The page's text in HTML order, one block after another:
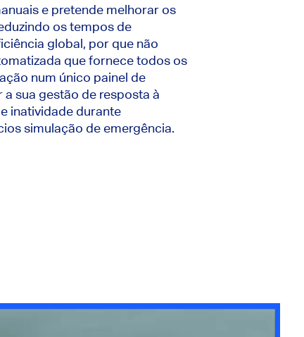
e pretende melhorar os
os tempos de
global, por que não
que fornece todos os
num único painel de
sua gestão de resposta à
inatividade durante
simulação de emergência.